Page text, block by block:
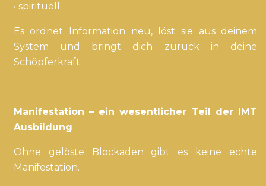
• spirituell
Es ordnet Information neu, löst sie aus deinem
System und bringt dich zurück in deine
Schöpferkraft.
Manifestation – ein wesentlicher Teil der IMT
Ausbildung
Ohne gelöste Blockaden gibt es keine echte
Manifestation.